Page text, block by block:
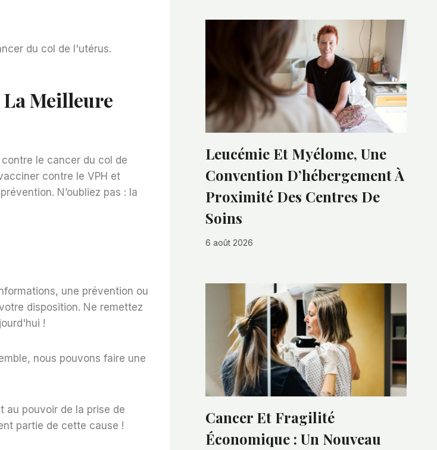
du col de l'utérus.
Meilleure
le cancer du col de
contre le VPH et
N’oubliez pas : la
une prévention ou
disposition. Ne remettez
!
nous pouvons faire une
au pouvoir de la prise de
partie de cette cause !
Leucémie Et Myélome, Une
Convention D’hébergement À
Proximité Des Centres De
Soins
6 août 2026
Cancer Et Fragilité
Économique : Un Nouveau